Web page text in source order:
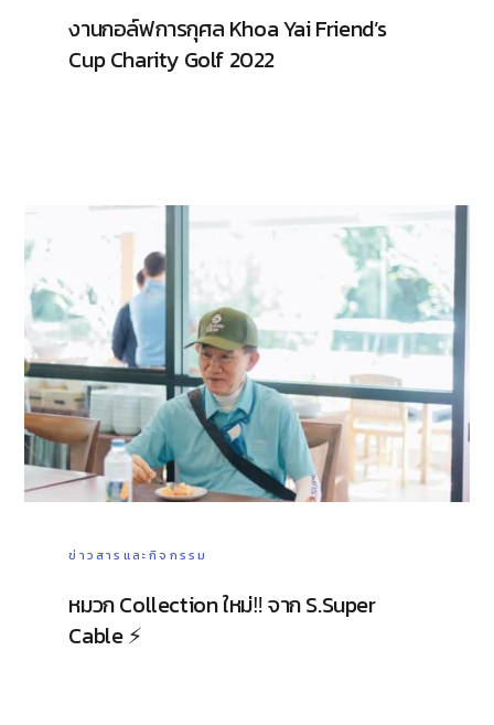
งานกอล์ฟการกุศล Khoa Yai Friend’s
Cup Charity Golf 2022
ข่าวสารและกิจกรรม
หมวก Collection ใหม่‼️ จาก S.Super
Cable ⚡️